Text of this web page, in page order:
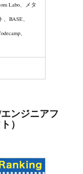
Labo、メタ
BASE、
、
ンジニアフ
）